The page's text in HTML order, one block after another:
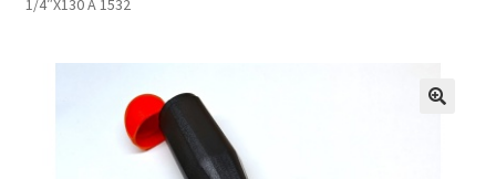
1/4″X130 A 1532